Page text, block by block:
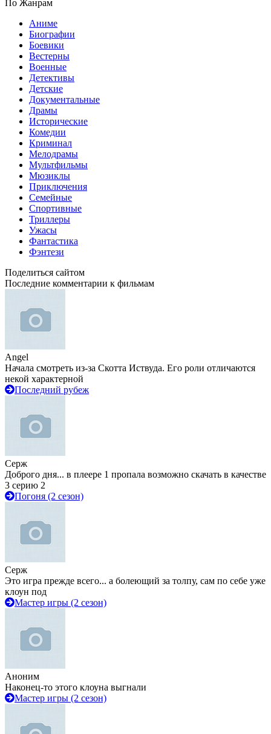
По Жанрам
Аниме
Биографии
Боевики
Вестерны
Военные
Детективы
Детские
Документальные
Драмы
Исторические
Комедии
Криминал
Мелодрамы
Мультфильмы
Мюзиклы
Приключения
Семейные
Спортивные
Триллеры
Ужасы
Фантастика
Фэнтези
Поделиться сайтом
Последние комментарии к фильмам
Angel
Начала смотреть из-за Скотта Иствуда. Его роли отличаются
некой характерной
Последний рубеж
Серж
Доброго дня... в плеере 1 пропала возможно скачать в качестве
3 серию 2
Погоня (2 сезон)
Серж
Это игра прежде всего... а болеющий за толпу, сам по себе уже
клоун под
Мастер игры (2 сезон)
Аноним
Наконец-то этого клоуна выгнали
Мастер игры (2 сезон)